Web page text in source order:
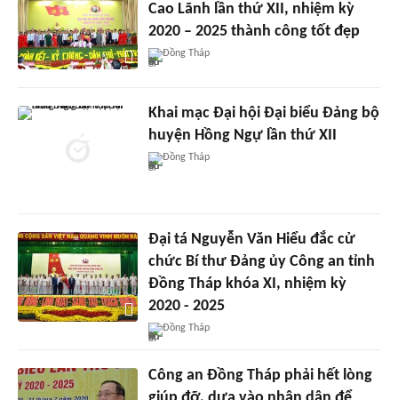
Cao Lãnh lần thứ XII, nhiệm kỳ
2020 – 2025 thành công tốt đẹp
Đồng Tháp
Khai mạc Đại hội Đại biểu Đảng bộ
huyện Hồng Ngự lần thứ XII
Đồng Tháp
Đại tá Nguyễn Văn Hiểu đắc cử
chức Bí thư Đảng ủy Công an tỉnh
Đồng Tháp khóa XI, nhiệm kỳ
2020 - 2025
Đồng Tháp
Công an Đồng Tháp phải hết lòng